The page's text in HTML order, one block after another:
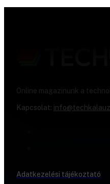
Online magazinunk a
Kapcsolat:
Adatkezelési tájékoztató